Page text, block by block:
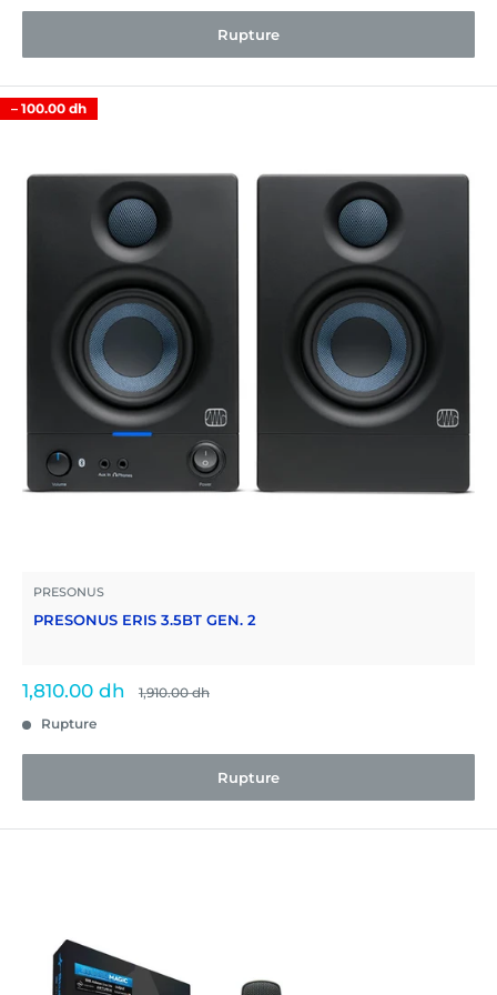
Rupture
– 100.00 dh
PRESONUS
PRESONUS ERIS 3.5BT GEN. 2
Prix
1,810.00 dh
Prix
normal
1,910.00 dh
Rupture
Rupture